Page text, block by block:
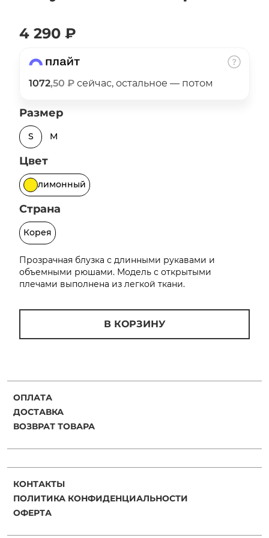
4 290 ₽
1072,50 ₽ сейчас, остальное — потом
Размер
S M
Цвет
лимонный
Страна
Корея
Прозрачная блузка с длинными рукавами и
объемными рюшами. Модель с открытыми
плечами выполнена из легкой ткани.
В КОРЗИНУ
ОПЛАТА
ДОСТАВКА
ВОЗВРАТ ТОВАРА
КОНТАКТЫ
ПОЛИТИКА КОНФИДЕНЦИАЛЬНОСТИ
ОФЕРТА
недели
8 800 302-02-51